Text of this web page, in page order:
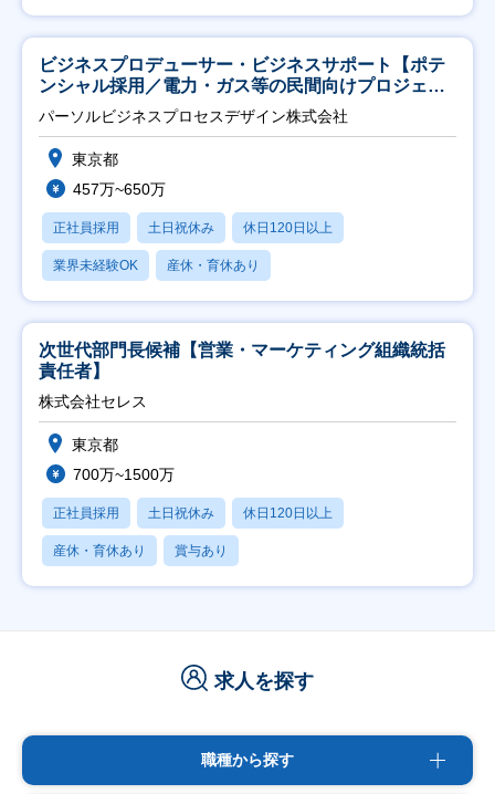
ビジネスプロデューサー・ビジネスサポート【ポテ
ンシャル採用／電力・ガス等の民間向けプロジェク
ト推進】
パーソルビジネスプロセスデザイン株式会社
東京都
457万~650万
正社員採用 土日祝休み 休日120日以上
業界未経験OK 産休・育休あり
次世代部門長候補【営業・マーケティング組織統括
責任者】
株式会社セレス
東京都
700万~1500万
正社員採用 土日祝休み 休日120日以上
産休・育休あり 賞与あり
求人を探す
職種から探す